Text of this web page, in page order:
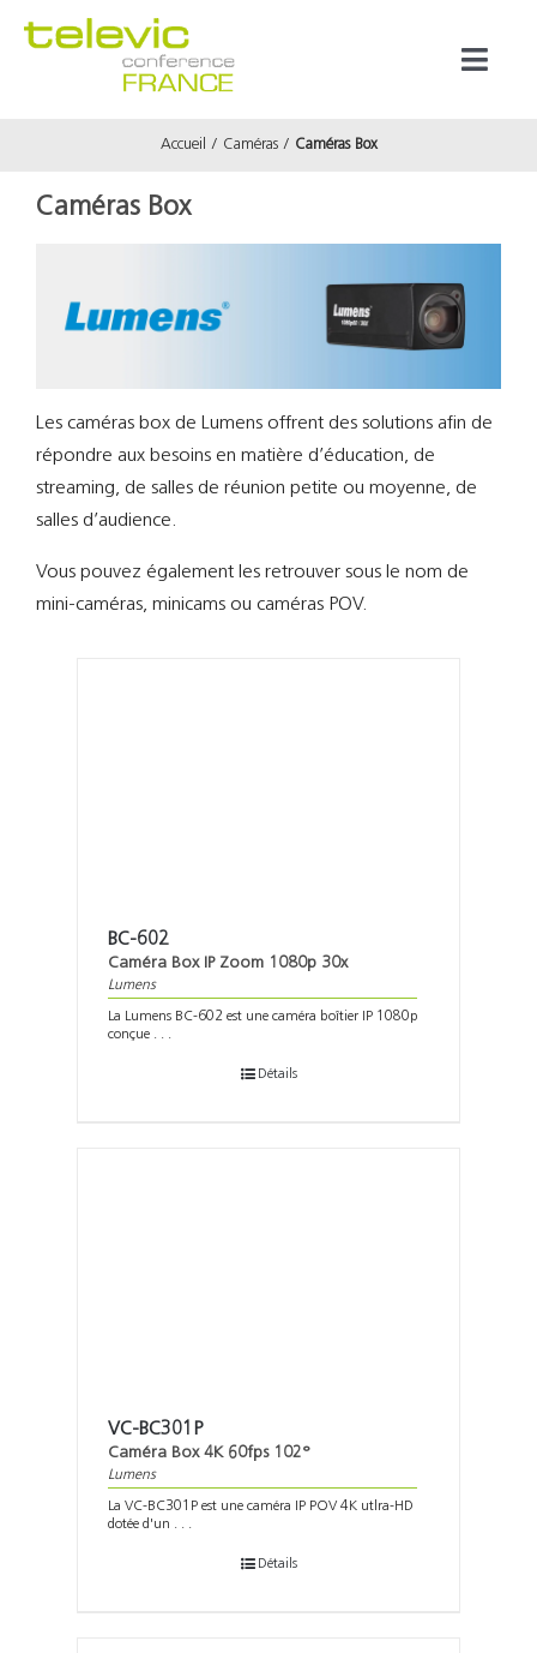
Accueil Caméras Caméras Box
Caméras Box
Les caméras box de Lumens offrent des solutions afin de
répondre aux besoins en matière d’éducation, de
streaming, de salles de réunion petite ou moyenne, de
salles d’audience.
Vous pouvez également les retrouver sous le nom de
mini-caméras, minicams ou caméras POV.
BC-602
Caméra Box IP Zoom 1080p 30x
Lumens
La Lumens BC-602 est une caméra boîtier IP 1080p
conçue . . .
Détails
VC-BC301P
Caméra Box 4K 60fps 102°
Lumens
La VC-BC301P est une caméra IP POV 4K utlra-HD
dotée d'un . . .
Détails